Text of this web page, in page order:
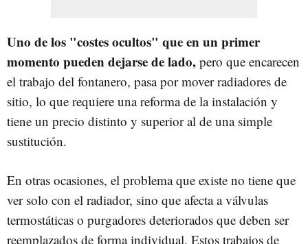
Uno de los "costes ocultos" que en un primer
momento pueden dejarse de lado, pero que encarecen
el trabajo del fontanero, pasa por mover radiadores de
sitio, lo que requiere una reforma de la instalación y
tiene un precio distinto y superior al de una simple
sustitución.
En otras ocasiones, el problema que existe no tiene que
ver solo con el radiador, sino que afecta a válvulas
termostáticas o purgadores deteriorados que deben ser
reemplazados de forma individual. Estos trabajos de